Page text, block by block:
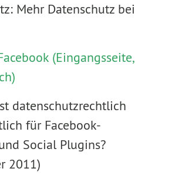
Mehr Datenschutz bei
(Eingangsseite,
datenschutzrechtlich
für Facebook-
Social Plugins?
2011)